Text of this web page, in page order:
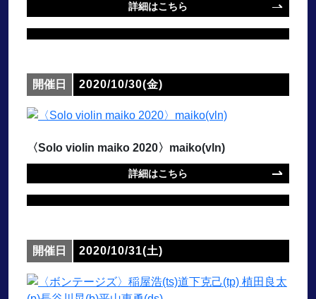
詳細はこちら
開催日 2020/10/30(金)
〈Solo violin maiko 2020〉maiko(vln)
詳細はこちら
開催日 2020/10/31(土)